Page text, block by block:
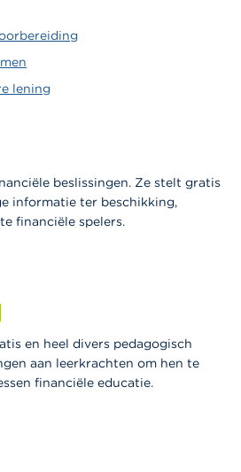
lening
beslissingen. Ze stelt gratis
informatie ter beschikking,
financiële spelers.
en heel divers pedagogisch
aan leerkrachten om hen te
financiële educatie.